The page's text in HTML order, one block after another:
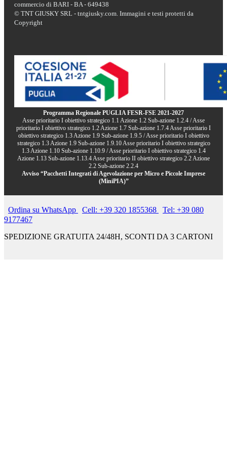
commercio di BARI - BA - 649438
© TNT GIUSKY SRL - tntgiusky.com. Immagini e testi protetti da
Copyright
Programma Regionale PUGLIA FESR-FSE 2021-2027
Asse prioritario I obiettivo strategico 1.1 Azione 1.2 Sub-azione 1.2.4 / Asse
prioritario I obiettivo strategico 1.2 Azione 1.7 Sub-azione 1.7.4 Asse prioritario I
obiettivo strategico 1.3 Azione 1.9 Sub-azione 1.9.5 / Asse prioritario I obiettivo
strategico 1.3 Azione 1.9 Sub-azione 1.9.10 Asse prioritario I obiettivo strategico
1.3 Azione 1.10 Sub-azione 1.10.9 / Asse prioritario I obiettivo strategico 1.4
Azione 1.13 Sub-azione 1.13.4 Asse prioritario II obiettivo strategico 2.2 Azione
2.2 Sub-azione 2.2.4
Avviso “Pacchetti Integrati di Agevolazione per Micro e Piccole Imprese
(MiniPIA)”
Ordina su WhatsApp Cell: +39 320 1855368
Tel: +39 080
9177467
SPEDIZIONE GRATUITA 24/48H, SCONTI DA 3 CARTONI